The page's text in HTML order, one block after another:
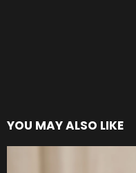
YOU MAY ALSO LIKE